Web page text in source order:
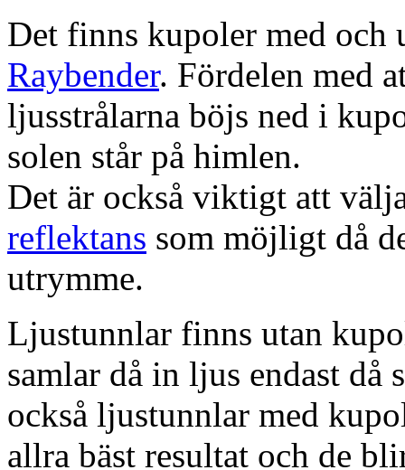
Det finns kupoler med och
Raybender. Fördelen med
ljusstrålarna böjs ned i
solen står på himlen.
Det är också viktigt att
reflektans som möjligt då
utrymme.
Ljustunnlar finns utan
samlar då in ljus endast då
också ljustunnlar med
allra bäst resultat och de